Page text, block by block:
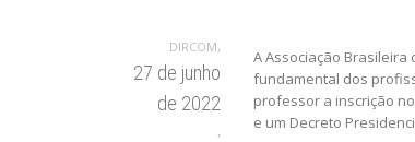
DIRCOM,
27 de junho
de 2022
A Associação Brasileira
fundamental dos
professor a inscrição
e um Decreto